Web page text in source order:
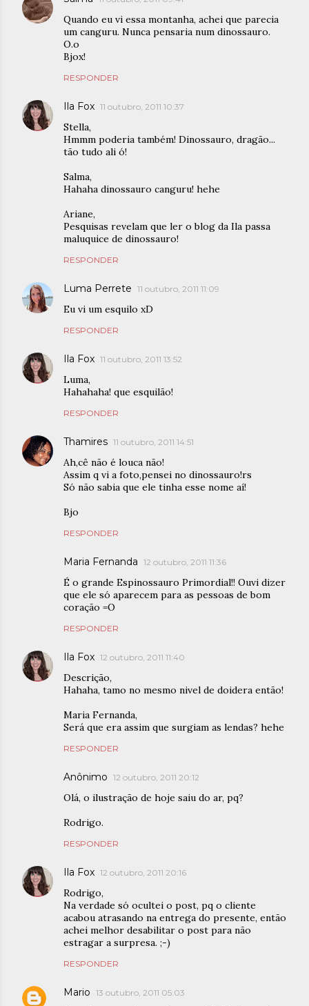
Quando eu vi essa montanha, achei que parecia
um canguru. Nunca pensaria num dinossauro.
O.o
Bjox!
RESPONDER
Ila Fox 11 outubro, 2011 10:37
Stella,
Hmmm poderia também! Dinossauro, dragão...
tão tudo ali ó!
Salma,
Hahaha dinossauro canguru! hehe
Ariane,
Pesquisas revelam que ler o blog da Ila passa
maluquice de dinossauro!
RESPONDER
Luma Perrete 11 outubro, 2011 11:09
Eu vi um esquilo xD
RESPONDER
Ila Fox 11 outubro, 2011 13:52
Luma,
Hahahaha! que esquilão!
RESPONDER
Thamires 11 outubro, 2011 14:51
Ah,cê não é louca não!
Assim q vi a foto,pensei no dinossauro!rs
Só não sabia que ele tinha esse nome aí!
Bjo
RESPONDER
Maria Fernanda 12 outubro, 2011 11:36
É o grande Espinossauro Primordial!! Ouvi dizer
que ele só aparecem para as pessoas de bom
coração =O
RESPONDER
Ila Fox 12 outubro, 2011 11:40
Descrição,
Hahaha, tamo no mesmo nivel de doidera então!
Maria Fernanda,
Será que era assim que surgiam as lendas? hehe
RESPONDER
Anônimo 12 outubro, 2011 20:12
Olá, o ilustração de hoje saiu do ar, pq?
Rodrigo.
RESPONDER
Ila Fox 12 outubro, 2011 20:16
Rodrigo,
Na verdade só ocultei o post, pq o cliente
acabou atrasando na entrega do presente, então
achei melhor desabilitar o post para não
estragar a surpresa. ;-)
RESPONDER
Mario 13 outubro, 2011 05:03